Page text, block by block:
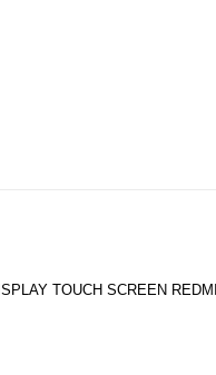
TOUCH SCREEN